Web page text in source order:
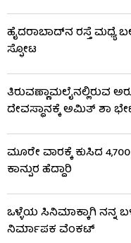
ಹೈದರಾಬಾದ್​ನ ರಸ್ತೆ ಮಧ್ಯೆ
ಸ್ಫೋಟ
ತಿರುವಣ್ಣಾಮಲೈನಲ್ಲಿರುವ
ದೇವಸ್ಥಾನಕ್ಕೆ ಅಮಿತ್ ಶಾ
ಮೂರೇ ವಾರಕ್ಕೆ ಕುಸಿದ
ಕಾನ್ಪುರ ಹೆದ್ದಾರಿ
ಒಳ್ಳೆಯ ಸಿನಿಮಾಕ್ಕಾಗಿ ನನ್ನ
ನಿರ್ಮಾಪಕ ವೆಂಕಟ್